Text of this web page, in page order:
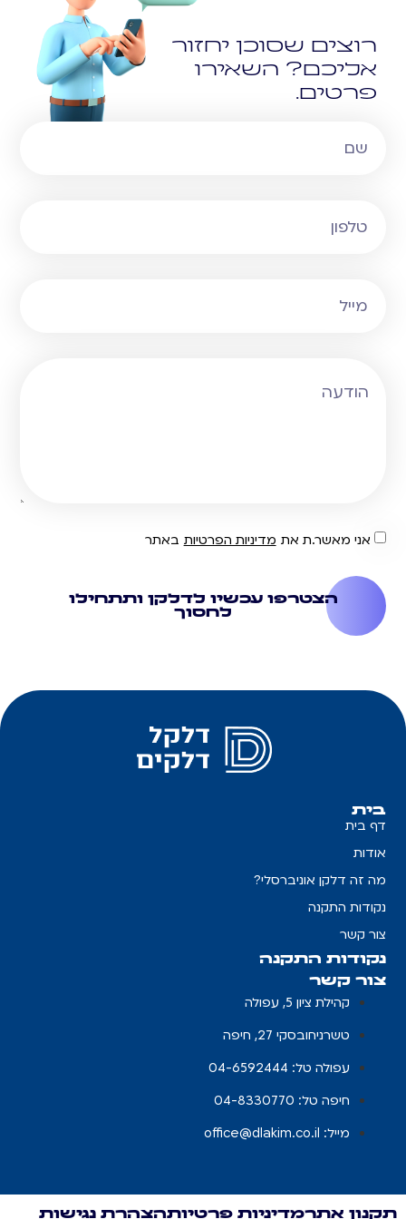
רוצים שסוכן יחזור
אליכם? השאירו
פרטים.
אני מאשר.ת את מדיניות הפרטיות באתר
הצטרפו עכשיו לדלקן ותתחילו
לחסוך
בית
דף בית
אודות
מה זה דלקן אוניברסלי?
נקודות התקנה
צור קשר
נקודות התקנה
צור קשר
קהילת ציון 5, עפולה
טשרניחובסקי 27, חיפה
עפולה טל: 04-6592444
חיפה טל: 04-8330770
מייל: office@dlakim.co.il
תקנון אתרמדיניות פרטיותהצהרת נגישות